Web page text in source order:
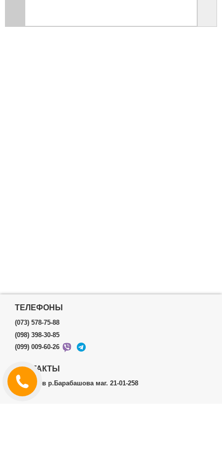
ТЕЛЕФОНЫ
(073) 578-75-88
(098) 398-30-85
(099) 009-60-26
КОНТАКТЫ
г.Харьков р.Барабашова маг. 21-01-258